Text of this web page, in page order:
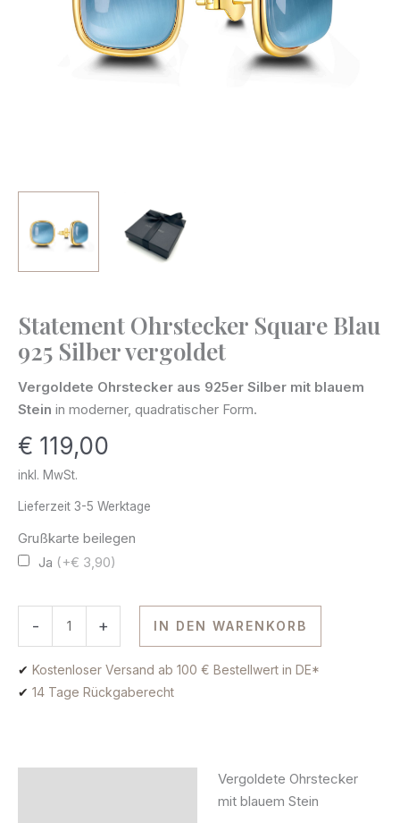
Statement Ohrstecker Square Blau
925 Silber vergoldet
Vergoldete Ohrstecker aus 925er Silber mit blauem
Stein in moderner, quadratischer Form.
€ 119,00
inkl. MwSt.
Lieferzeit 3-5 Werktage
Grußkarte beilegen
Ja (+€ 3,90)
-
Statement
Ohrstecker
Blau
Silber
vergoldet
+ IN DEN WARENKORB
✔ Kostenloser Versand ab 100 € Bestellwert in DE*
✔ 14 Tage Rückgaberecht
Vergoldete Ohrstecker
mit blauem Stein